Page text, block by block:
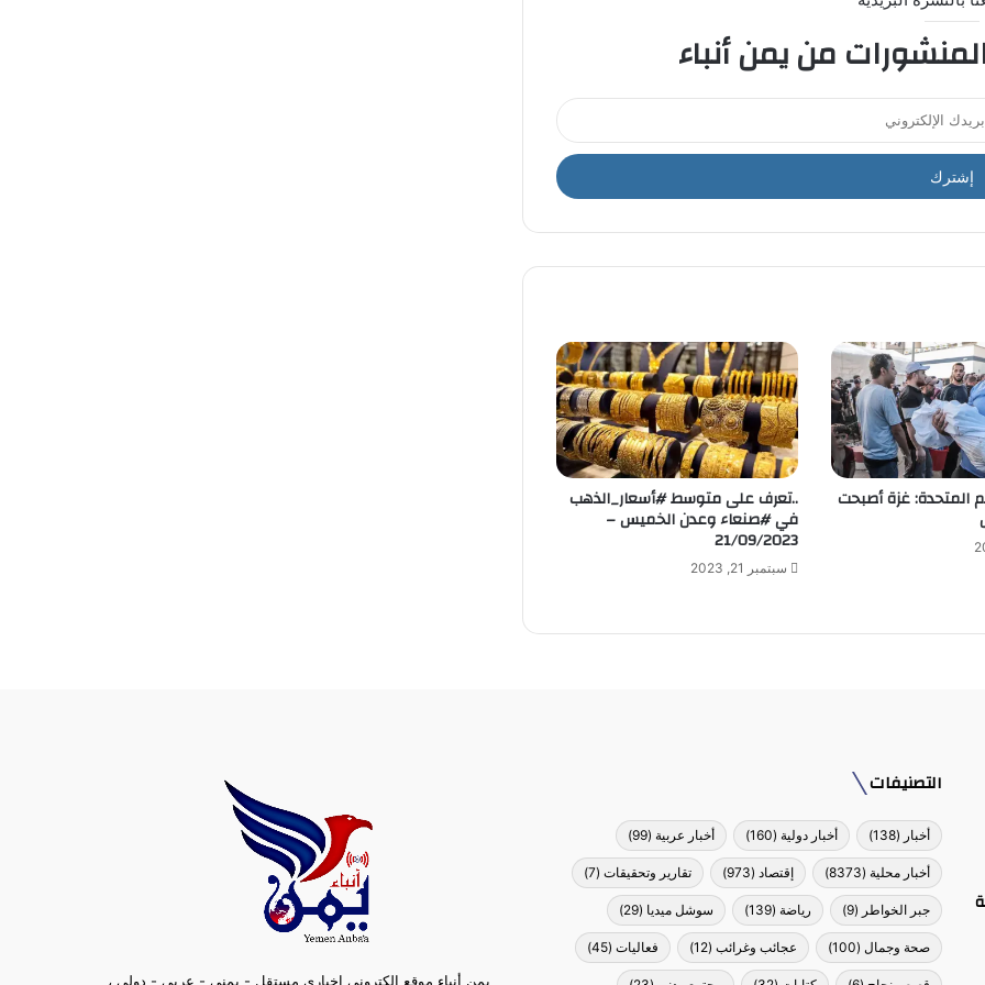
من يمن أنباء
المتحدة: غزة أصبحت ..تعرف على متوسط #أسعار_الذهب
في #صنعاء وعدن الخميس –
21/09/2023
سبتمبر 21, 2023
التصنيفات
أخبار (138) أخبار دولية(160) أخبار عربية(99)
أخبار محلية(8373) إقتصاد(973) تقارير وتحقيقات(7)
جبر الخواطر (9) رياضة(139) سوشل ميديا (29)
صحة وجمال(100) عجائب وغرائب(12) فعاليات(45)
يمن أنباء موقع الكتروني إخباري مستقل - يمني - عربي - دولي ،